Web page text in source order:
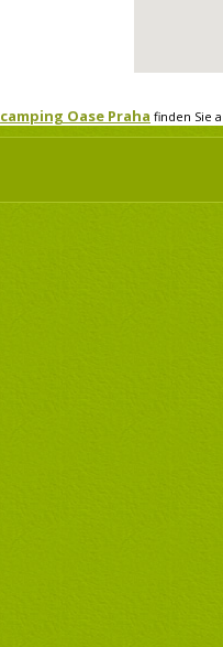
camping Oase Praha finden Sie